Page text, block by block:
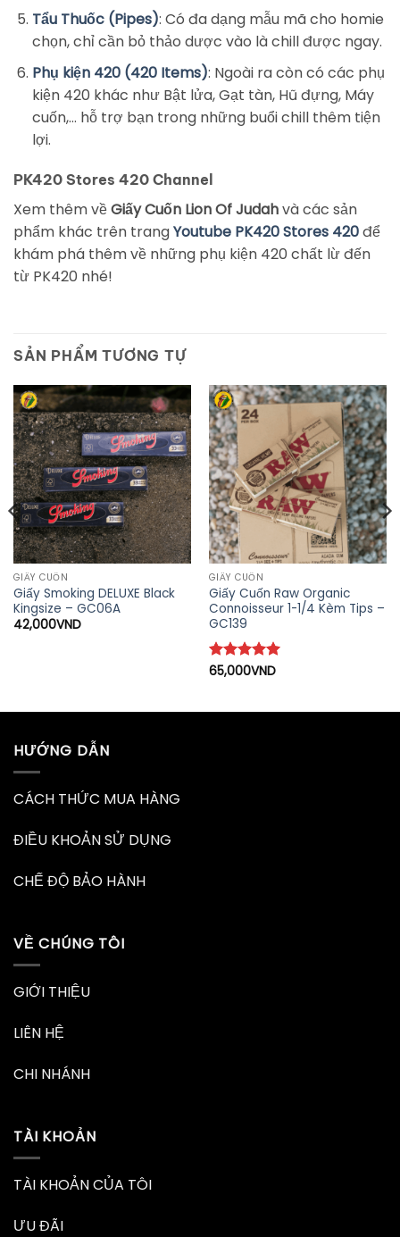
Tẩu Thuốc (Pipes): Có đa dạng mẫu mã cho homie
chọn, chỉ cần bỏ thảo dược vào là chill được ngay.
Phụ kiện 420 (420 Items): Ngoài ra còn có các phụ
kiện 420 khác như Bật lửa, Gạt tàn, Hũ đựng, Máy
cuốn,… hỗ trợ bạn trong những buổi chill thêm tiện
lợi.
PK420 Stores 420 Channel
Xem thêm vềGiấy Cuốn Lion Of Judahvà các sản
phẩm khác trên trangYoutube PK420 Stores 420để
khám phá thêm về những phụ kiện 420 chất lừ đến
từ PK420 nhé!
SẢN PHẨM TƯƠNG TỰ
GIẤY CUỐN
Giấy Smoking DELUXE Black
Kingsize – GC06A
42,000VND
GIẤY CUỐN
Giấy Cuốn Raw Organic
Connoisseur 1-1/4 Kèm Tips –
GC139
Được xếp
65,000VND
HƯỚNG DẪN
CÁCH THỨC MUA HÀNG
ĐIỀU KHOẢN SỬ DỤNG
CHẾ ĐỘ BẢO HÀNH
VỀ CHÚNG TÔI
GIỚI THIỆU
LIÊN HỆ
CHI NHÁNH
TÀI KHOẢN
TÀI KHOẢN CỦA TÔI
ƯU ĐÃI